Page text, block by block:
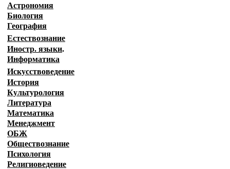
Астрономия
Биология
География
Естествознание
Иностр. языки.
Информатика
Искусствоведение
История
Культурология
Литература
Математика
Менеджмент
ОБЖ
Обществознание
Психология
Религиоведение